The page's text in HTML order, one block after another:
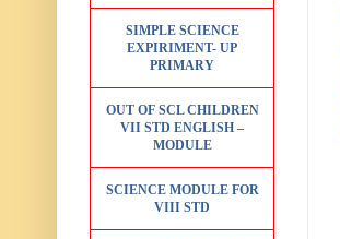
SIMPLE SCIENCE
EXPIRIMENT- UP
PRIMARY
OUT OF SCL CHILDREN
VII STD ENGLISH –
MODULE
SCIENCE MODULE FOR
VIII STD